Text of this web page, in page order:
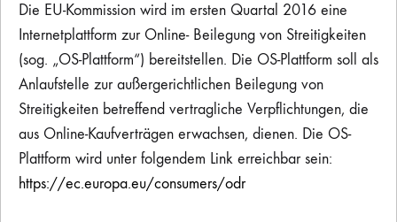
Die EU-Kommission wird im ersten Quartal 2016 eine
Internetplattform zur Online- Beilegung von Streitigkeiten
(sog. „OS-Plattform“) bereitstellen. Die OS-Plattform soll als
Anlaufstelle zur außergerichtlichen Beilegung von
Streitigkeiten betreffend vertragliche Verpflichtungen, die
aus Online-Kaufverträgen erwachsen, dienen. Die OS-
Plattform wird unter folgendem Link erreichbar sein:
https://ec.europa.eu/consumers/odr